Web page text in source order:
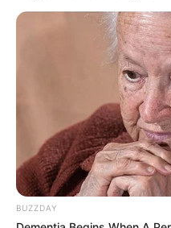
BUZZDAY